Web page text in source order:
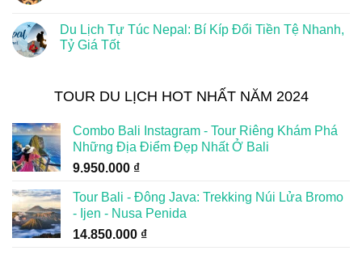
Du Lịch Tự Túc Nepal: Bí Kíp Đổi Tiền Tệ Nhanh,
Tỷ Giá Tốt
TOUR DU LỊCH HOT NHẤT NĂM 2024
Combo Bali Instagram - Tour Riêng Khám Phá
Những Địa Điểm Đẹp Nhất Ở Bali
9.950.000 ₫
Tour Bali - Đông Java: Trekking Núi Lửa Bromo
- Ijen - Nusa Penida
14.850.000 ₫